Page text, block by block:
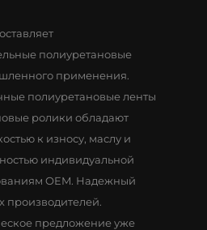
полиуретановые
применения.
полиуретановые ленты
ролики обладают
к износу, маслу и
индивидуальной
OEM. Надежный
производителей.
предложение уже